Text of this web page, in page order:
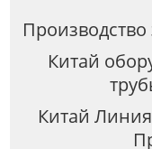
Производство
Китай
Китай